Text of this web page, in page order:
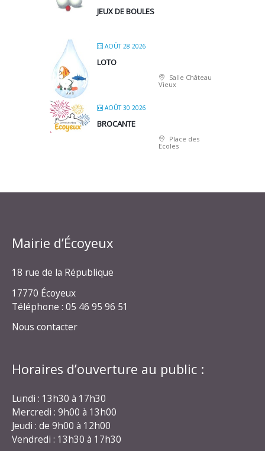
JEUX DE BOULES
AOÛT 28 2026
LOTO
Salle Château
Vieux
AOÛT 30 2026
BROCANTE
Place des
Ecoles
Mairie d’Écoyeux
18 rue de la République
17770 Écoyeux
Téléphone : 05 46 95 96 51
Nous contacter
Horaires d’ouverture au public :
Lundi : 13h30 à 17h30
Mercredi : 9h00 à 13h00
Jeudi : de 9h00 à 12h00
Vendredi : 13h30 à 17h30